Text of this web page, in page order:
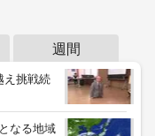
週間
え挑戦続
なる地域